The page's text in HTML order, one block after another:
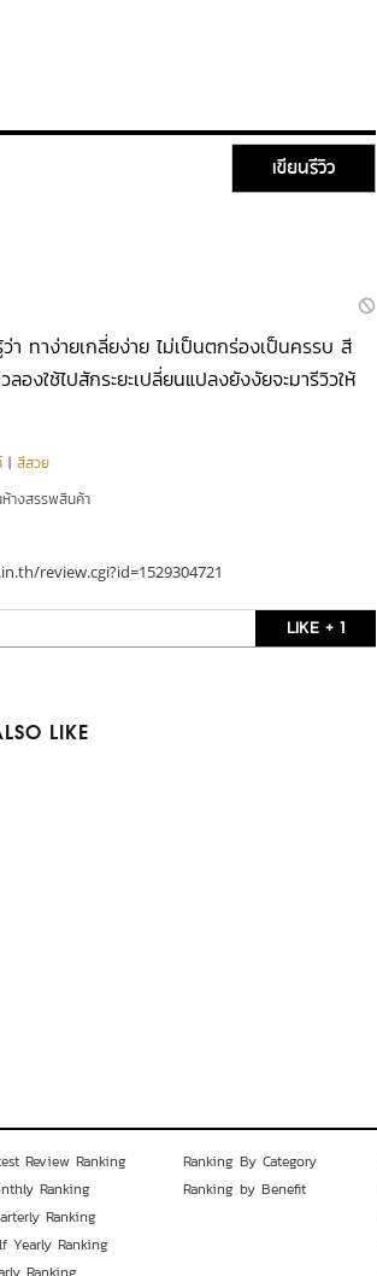
เขียนรีวิว
า ทาง่ายเกลี่ยง่าย ไม่เป็นตกร่องเป็นครรบ สี
องใช้ไปสักระยะเปลี่ยนแปลงยังงัยจะมารีวิวให้
| สีสวย
ห้างสรรพสินค้า
review.cgi?id=1529304721
LIKE + 1
LIKE
Review Ranking
Ranking
Ranking
Yearly Ranking
Ranking By Category
Ranking by Benefit